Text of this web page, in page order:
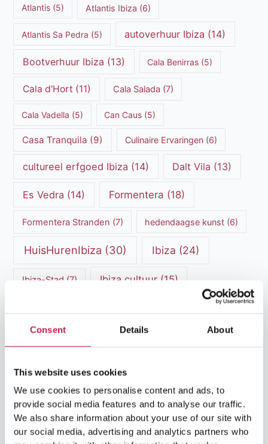
Consent Details About
This website uses cookies
We use cookies to personalise content and ads, to
provide social media features and to analyse our traffic.
We also share information about your use of our site with
our social media, advertising and analytics partners who
Atlantis (5) Atlantis Ibiza (6)
Atlantis Sa Pedra (5) autoverhuur Ibiza (14)
Bootverhuur Ibiza (13) Cala Benirras (5)
Cala d'Hort (11) Cala Salada(7)
Cala Vadella (5) Can Caus (5)
Casa Tranquila (9) Culinaire Ervaringen(6)
cultureel erfgoed Ibiza (14) Dalt Vila (13)
Es Vedra (14) Formentera (18)
Formentera Stranden (7) hedendaagse kunst(6)
HuisHurenIbiza (30) Ibiza (24)
Ibiza-Stad (7) Ibiza cultuur(15)
Ibiza nachtleven(12)
Ibiza Reisgids Ibiza reistips
ibiza vakantie ibiza villas (15)
Ibiza Villa Verhuur(6) luxe vakantie(5)
Luxe villa's Ibiza(43) luxe villas(13)